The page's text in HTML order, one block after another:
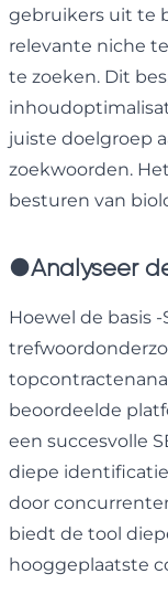
gebruikers uit te
relevante niche
te zoeken. Dit
juiste doelgroep
zoekwoorden.
besturen van
●Analyseer
Hoewel de basis
beoordeelde
een succesvolle
diepe
door
biedt de tool
hooggeplaatste